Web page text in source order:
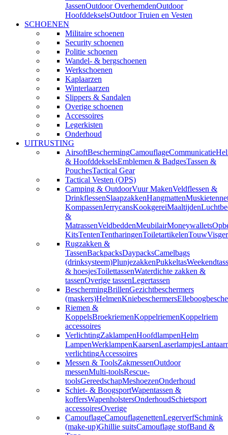
JassenOutdoor OverhemdenOutdoor
HoofddekselsOutdoor Truien en Vesten
SCHOENEN
Militaire schoenen
Security schoenen
Politie schoenen
Wandel- & bergschoenen
Werkschoenen
Kaplaarzen
Winterlaarzen
Slippers & Sandalen
Overige schoenen
Accessoires
Legerkisten
Onderhoud
UITRUSTING
AirsoftBeschermingCamouflageCommunicatie
& HoofddekselsEmblemen & BadgesTassen &
PouchesTactical Gear
Tactical Vesten (OPS)
Camping & OutdoorVuur MakenVeldflessen &
DrinkflessenSlaapzakkenHangmatten
KompassenJerrycansKookgereiMaaltijden
&
MatrassenVeldbeddenMeubilairMoneywallets
KitsTentenTentharingenToiletartikelenTouw
Rugzakken &
TassenBackpacksDaypacksCamelbags
(drinksysteem)PlunjezakkenPukkeltas
& hoesjesToilettassenWaterdichte zakken &
tassenOverige tassenLegertassen
BeschermingBrillenGezichtbeschermers
(maskers)HelmenKniebeschermers
Riemen &
KoppelsBroekriemenKoppelriemenKoppelriem
accessoires
VerlichtingZaklampenHoofdlampenHelm
LampenWerklampenKaarsenLaserlampjes
verlichtingAccessoires
Messen & ToolsZakmessenOutdoor
messenMulti-toolsRescue-
toolsGereedschapMeshoezenOnderhoud
Schiet- & BoogsportWapentassen &
koffersWapenholstersOnderhoudSchietsport
accessoiresOverige
CamouflageCamouflagenettenLegerverfSchmink
(make-up)Ghillie suitsCamouflage stofBand &